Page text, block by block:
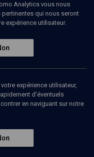
Analytics vous nous
qui nous seront
expérience utilisateur.
expérience utilisateur,
d’éventuels
en naviguant sur notre